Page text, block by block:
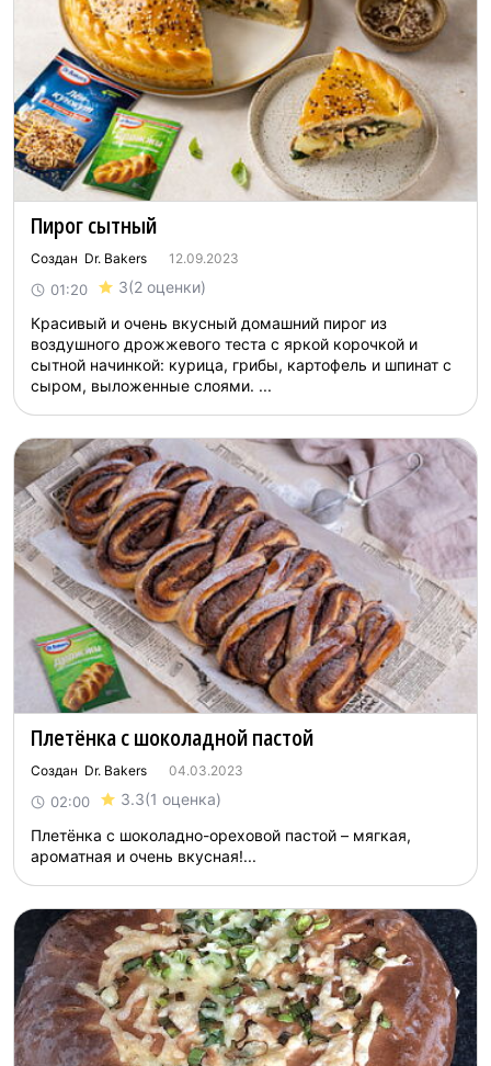
Пирог сытный
Создан Dr. Bakers 12.09.2023
01:20 3(2 оценки)
Красивый и очень вкусный домашний пирог из
воздушного дрожжевого теста с яркой корочкой и
сытной начинкой: курица, грибы, картофель и шпинат с
сыром, выложенные слоями. ...
Плетёнка с шоколадной пастой
Создан Dr. Bakers 04.03.2023
02:00 3.3(1 оценка)
Плетёнка с шоколадно-ореховой пастой – мягкая,
ароматная и очень вкусная!...